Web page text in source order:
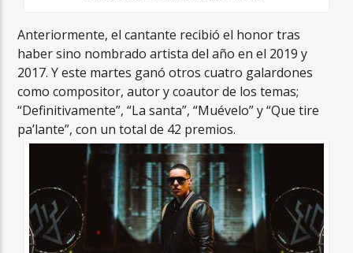
Anteriormente, el cantante recibió el honor tras
haber sino nombrado artista del año en el 2019 y
2017. Y este martes ganó otros cuatro galardones
como compositor, autor y coautor de los temas;
“Definitivamente”, “La santa”, “Muévelo” y “Que tire
pa’lante”, con un total de 42 premios.